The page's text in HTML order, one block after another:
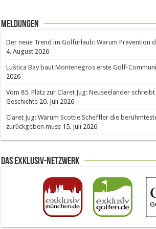
Meldungen
Der neue Trend im Golfurlaub: Warum Prävention
4. August 2026
Luštica Bay baut Montenegros erste Golf-
2026
Vom 85. Platz zur Claret Jug: Neuseeländer
Geschichte 20. Juli 2026
Claret Jug: Warum Scottie Scheffler die
zurückgeben muss 15. Juli 2026
Das Exklusiv-Netzwerk